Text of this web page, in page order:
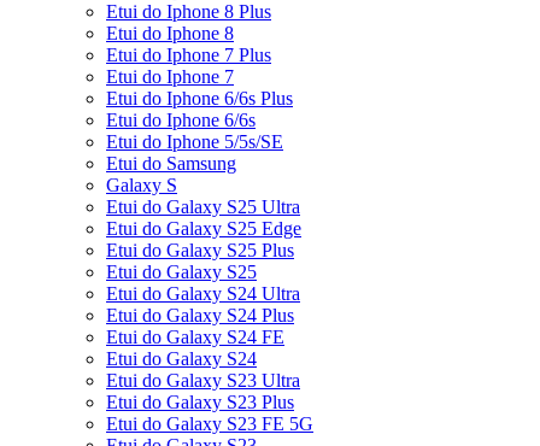
Etui do Iphone 8 Plus
Etui do Iphone 8
Etui do Iphone 7 Plus
Etui do Iphone 7
Etui do Iphone 6/6s Plus
Etui do Iphone 6/6s
Etui do Iphone 5/5s/SE
Etui do Samsung
Galaxy S
Etui do Galaxy S25 Ultra
Etui do Galaxy S25 Edge
Etui do Galaxy S25 Plus
Etui do Galaxy S25
Etui do Galaxy S24 Ultra
Etui do Galaxy S24 Plus
Etui do Galaxy S24 FE
Etui do Galaxy S24
Etui do Galaxy S23 Ultra
Etui do Galaxy S23 Plus
Etui do Galaxy S23 FE 5G